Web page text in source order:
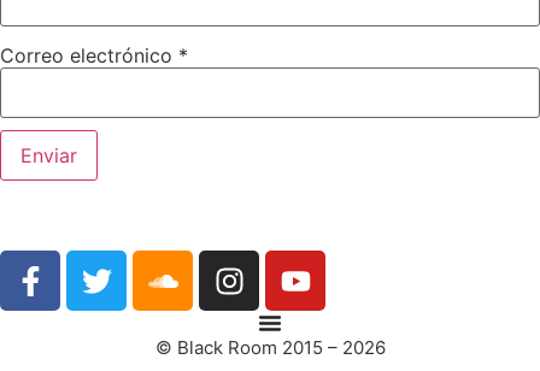
Correo electrónico *
© Black Room 2015 – 2026